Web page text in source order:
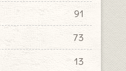
91
73
13